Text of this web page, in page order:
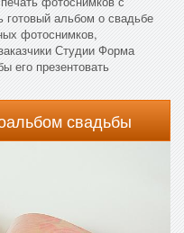
альбом о свадьбе
фотоснимков,
Студии Форма
его презентовать
свадьбы